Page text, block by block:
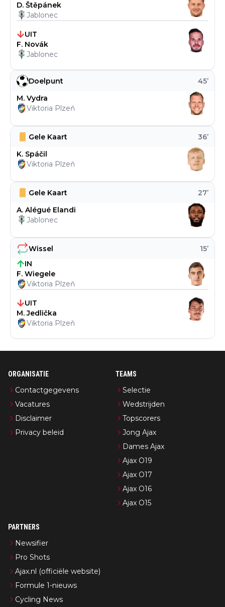
Wissel 15’
IN
F. Wiegele
Viktoria Plzeň
UIT
M. Jedlička
Viktoria Plzeň
Gele Kaart 27’
A. Alégué Elandi
Jablonec
Gele Kaart 36’
K. Spáčil
Viktoria Plzeň
Doelpunt 45’
M. Vydra
Viktoria Plzeň
D. Štěpánek
Jablonec
UIT
F. Novák
Jablonec
ORGANISATIE
Contactgegevens
Vacatures
Disclaimer
Privacy beleid
TEAMS
Selectie
Wedstrijden
Topscorers
Jong Ajax
Dames Ajax
Ajax O19
Ajax O17
Ajax O16
Ajax O15
PARTNERS
Newsifier
Pro Shots
Ajax.nl (officiële website)
Formule 1-nieuws
Cycling News